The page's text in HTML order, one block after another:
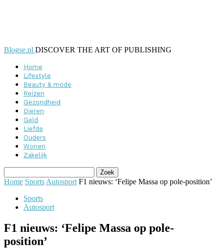
Blogse.nl DISCOVER THE ART OF PUBLISHING
Home
Lifestyle
Beauty & mode
Reizen
Gezondheid
Dieren
Geld
Liefde
Ouders
Wonen
Zakelijk
Home Sports Autosport F1 nieuws: ‘Felipe Massa op pole-position’
Sports
Autosport
F1 nieuws: ‘Felipe Massa op pole-
position’